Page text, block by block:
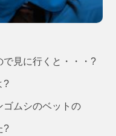
で見に行くと・・・?
?
ゴムシのベットの
?